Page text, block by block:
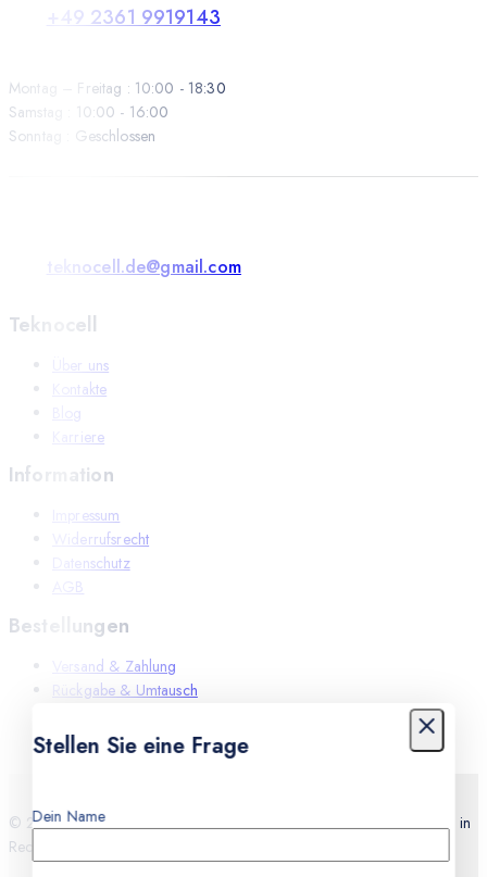
+49 2361 9919143
Montag – Freitag : 10:00 - 18:30
Samstag : 10:00 - 16:00
Sonntag : Geschlossen
teknocell.de@gmail.com
Teknocell
Über uns
Kontakte
Blog
Karriere
Information
Impressum
Widerrufsrecht
Datenschutz
AGB
Bestellungen
Versand & Zahlung
Rückgabe & Umtausch
© 2026 Teknocell Handy Reparatur, An und Verkauf Express Service in
Recklinghausen
Stellen Sie eine Frage
Dein Name